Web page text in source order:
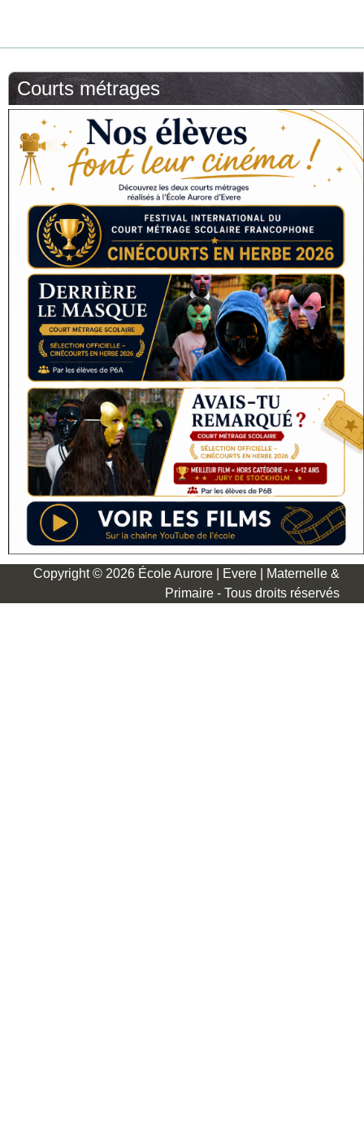
Courts métrages
Copyright © 2026 École Aurore | Evere | Maternelle &
Primaire - Tous droits réservés